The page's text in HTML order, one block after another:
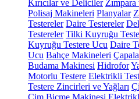
Kırıcılar ve Deliciler
Polisaj Makineleri Planyalar
Testereler Daire Testereler
Testereler Tilki Kuyruğu
Kuyruğu Testere Ucu Daire
Ucu Bahçe Makineleri
Budama Makinesi Hidrofor
Motorlu Testere Elektrikli
Testere Zincirleri ve Yağları
Çim Biçme Makinesi